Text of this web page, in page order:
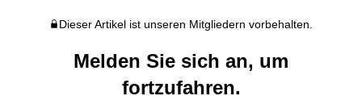
Dieser Artikel ist unseren Mitgliedern vorbehalten.
Melden Sie sich an, um
fortzufahren.